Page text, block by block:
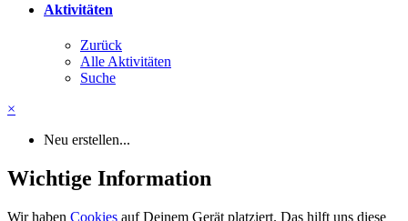
Aktivitäten
Zurück
Alle Aktivitäten
Suche
×
Neu erstellen...
Wichtige Information
Wir haben Cookies auf Deinem Gerät platziert. Das hilft uns diese